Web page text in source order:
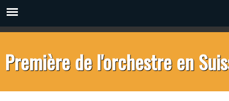
Première de l'orchestre en